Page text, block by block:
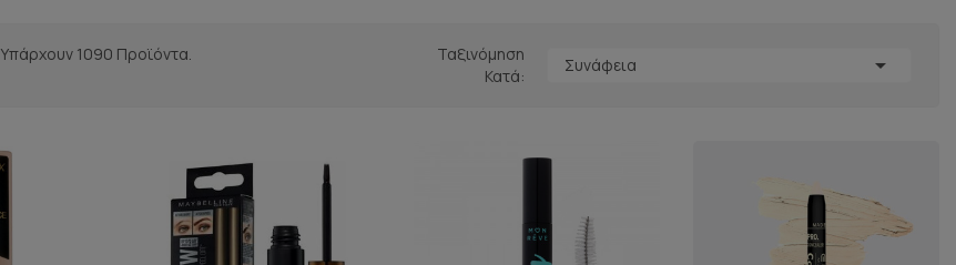
Υπάρχουν 1090 Προϊόντα.
Ταξινόμηση
Κατά:
Συνάφεια 